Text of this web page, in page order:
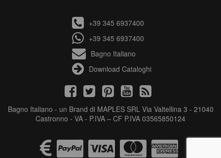
+39 345 6937400
+39 345 6937400
Bagno Italiano
Download Cataloghi
Bagno Italiano - un Brand di MAPLES SRL Via Valtellina 3 - 21040
Castronno - VA - P.IVA – CF P.IVA 03565850124